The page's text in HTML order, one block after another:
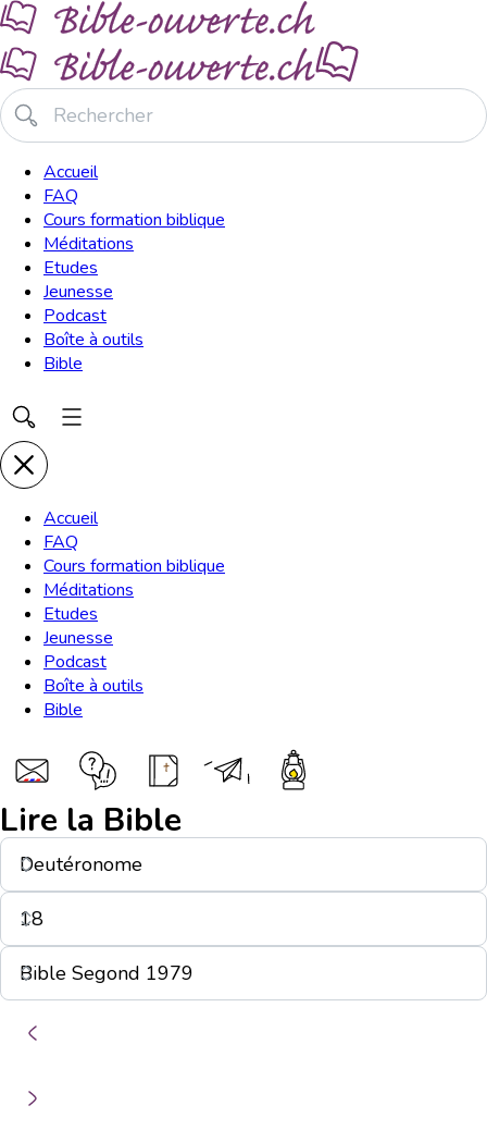
Accueil
FAQ
Cours formation biblique
Méditations
Etudes
Jeunesse
Podcast
Boîte à outils
Bible
Accueil
FAQ
Cours formation biblique
Méditations
Etudes
Jeunesse
Podcast
Boîte à outils
Bible
Lire la Bible